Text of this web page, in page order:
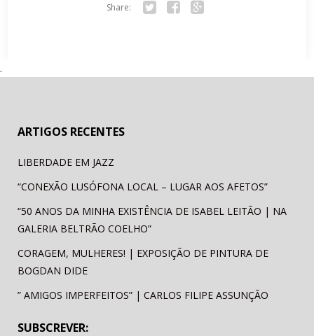
Share:
ok
.
ARTIGOS RECENTES
LIBERDADE EM JAZZ
“CONEXÃO LUSÓFONA LOCAL – LUGAR AOS AFETOS”
“50 ANOS DA MINHA EXISTÊNCIA DE ISABEL LEITÃO | NA
GALERIA BELTRÃO COELHO”
CORAGEM, MULHERES! | EXPOSIÇÃO DE PINTURA DE
BOGDAN DIDE
” AMIGOS IMPERFEITOS” | CARLOS FILIPE ASSUNÇÃO
SUBSCREVER: